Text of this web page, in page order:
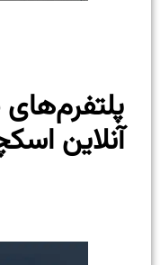
پلتفرم‌های
آنلاین